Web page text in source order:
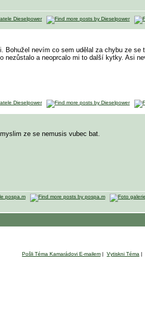
Bohužel nevím co sem udělal za chybu ze
nezůstalo a neoprcalo mi to další kytky. Asi
ze se nemusis vubec bat.
Pošli Téma Kamarádovi E-mailem | Vytiskni Téma |